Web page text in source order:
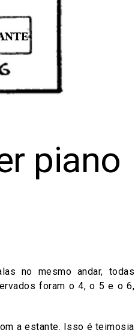
piano
no mesmo andar, todas
foram o 4, o 5 e o 6,
a estante. Isso é teimosia